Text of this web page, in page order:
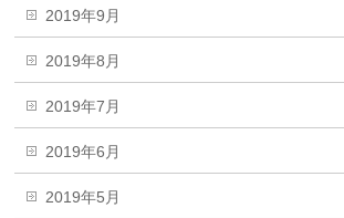
2019年9月
2019年8月
2019年7月
2019年6月
2019年5月